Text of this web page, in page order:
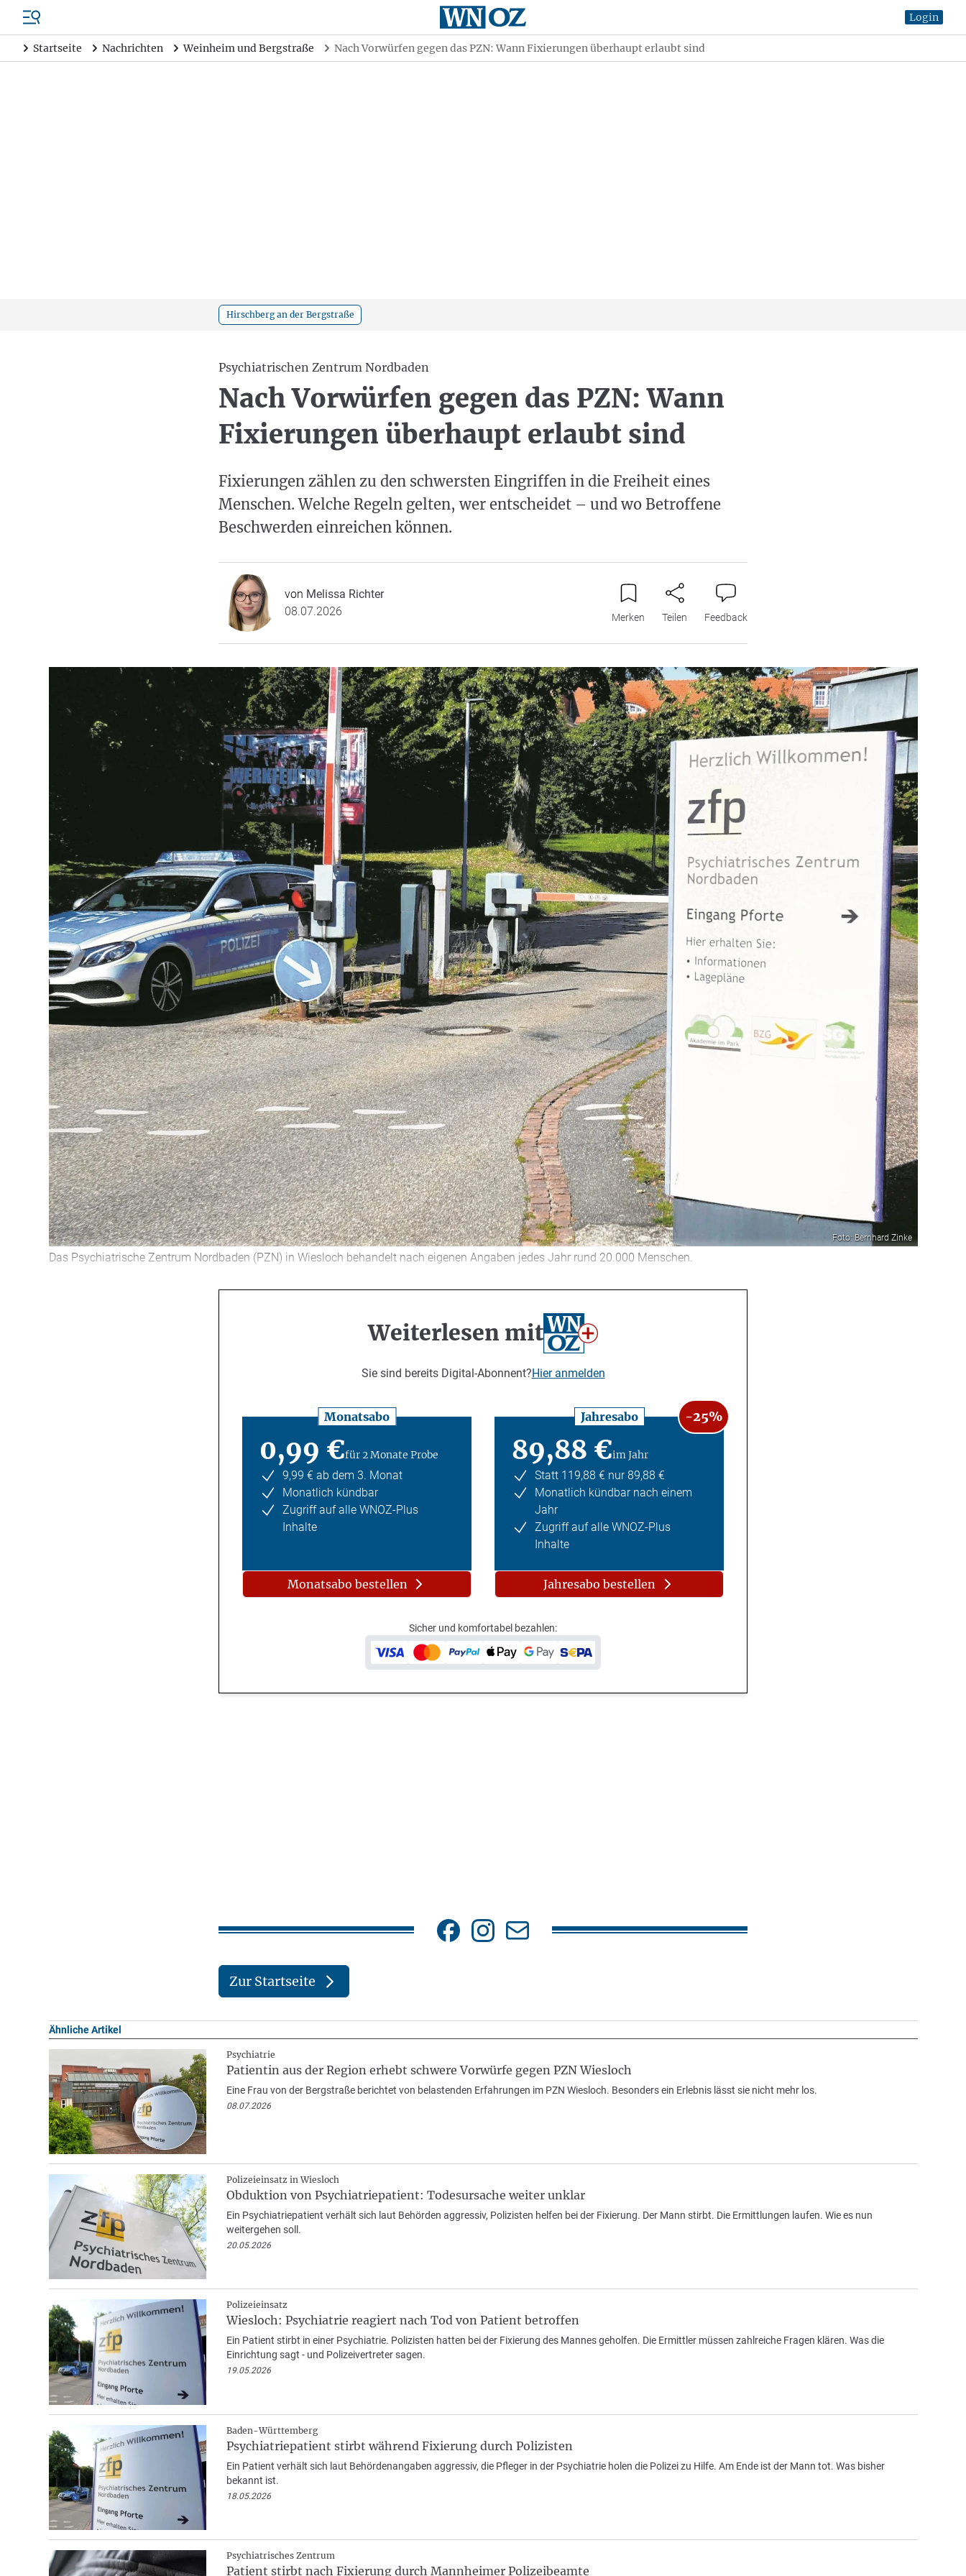
Login
Startseite Nachrichten Weinheim und Bergstraße Nach Vorwürfen gegen das PZN: Wann Fixierungen überhaupt erlaubt sind
Hirschberg an der Bergstraße
Psychiatrischen Zentrum Nordbaden
Nach Vorwürfen gegen das PZN: Wann
Fixierungen überhaupt erlaubt sind
Fixierungen zählen zu den schwersten Eingriffen in die Freiheit eines
Menschen. Welche Regeln gelten, wer entscheidet – und wo Betroffene
Beschwerden einreichen können.
von Melissa Richter
08.07.2026
Merken Teilen Feedback
Foto: Bernhard Zinke
Das Psychiatrische Zentrum Nordbaden (PZN) in Wiesloch behandelt nach eigenen Angaben jedes Jahr rund 20.000 Menschen.
Weiterlesen mit
Sie sind bereits Digital-Abonnent?Hier anmelden
Monatsabo
0,99 €für 2 Monate Probe
9,99 € ab dem 3. Monat
Monatlich kündbar
Zugriff auf alle WNOZ-Plus
Inhalte
Monatsabo bestellen
Jahresabo -25%
89,88 €im Jahr
Statt 119,88 € nur 89,88 €
Monatlich kündbar nach einem
Jahr
Zugriff auf alle WNOZ-Plus
Inhalte
Jahresabo bestellen
Sicher und komfortabel bezahlen:
Zur Startseite
Ähnliche Artikel
Psychiatrie
Patientin aus der Region erhebt schwere Vorwürfe gegen PZN Wiesloch
Eine Frau von der Bergstraße berichtet von belastenden Erfahrungen im PZN Wiesloch. Besonders ein Erlebnis lässt sie nicht mehr los.
08.07.2026
Polizeieinsatz in Wiesloch
Obduktion von Psychiatriepatient: Todesursache weiter unklar
Ein Psychiatriepatient verhält sich laut Behörden aggressiv, Polizisten helfen bei der Fixierung. Der Mann stirbt. Die Ermittlungen laufen. Wie es nun
weitergehen soll.
20.05.2026
Polizeieinsatz
Wiesloch: Psychiatrie reagiert nach Tod von Patient betroffen
Ein Patient stirbt in einer Psychiatrie. Polizisten hatten bei der Fixierung des Mannes geholfen. Die Ermittler müssen zahlreiche Fragen klären. Was die
Einrichtung sagt - und Polizeivertreter sagen.
19.05.2026
Baden-Württemberg
Psychiatriepatient stirbt während Fixierung durch Polizisten
Ein Patient verhält sich laut Behördenangaben aggressiv, die Pfleger in der Psychiatrie holen die Polizei zu Hilfe. Am Ende ist der Mann tot. Was bisher
bekannt ist.
18.05.2026
Psychiatrisches Zentrum
Patient stirbt nach Fixierung durch Mannheimer Polizeibeamte